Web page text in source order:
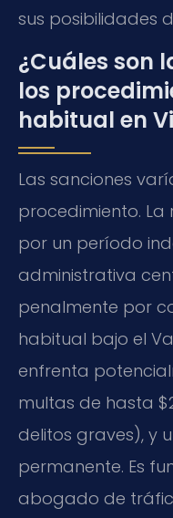
sus posibilidades
¿Cuáles son
los
habitual en
Las sanciones
procedimiento. La
por un período
administrativa
penalmente por
habitual bajo el
enfrenta
multas de hasta
delitos graves), y
permanente. Es
abogado de